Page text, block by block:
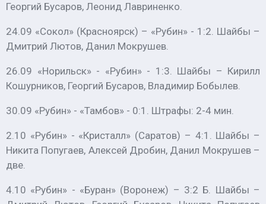
Георгий Бусаров, Леонид Лавриненко.
24.09 «Сокол» (Красноярск) – «Рубин» - 1:2. Шайбы –
Дмитрий Лютов, Данил Мокрушев.
26.09 «Норильск» - «Рубин» - 1:3. Шайбы – Кирилл
Кошурников, Георгий Бусаров, Владимир Бобылев.
30.09 «Рубин» - «Тамбов» - 0:1. Штрафы: 2-4 мин.
2.10 «Рубин» - «Кристалл» (Саратов) – 4:1. Шайбы –
Никита Попугаев, Алексей Дробин, Данил Мокрушев –
две.
4.10 «Рубин» - «Буран» (Воронеж) – 3:2 Б. Шайбы –